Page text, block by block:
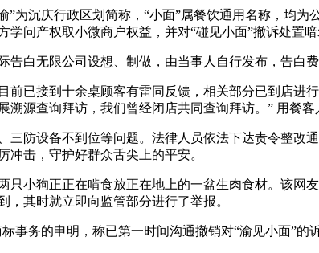
沉庆行政区划简称，“小面”属餐饮通用名称，均为
问产权取小微商户权益，并对“碰见小面”撤诉处置暗
无限公司设想、制做，由当事人自行发布，告白费
已接到十余桌顾客有雷同反馈，相关部分已到店进
溯源查询拜访，我们曾经闭店共同查询拜访。” 用餐
防设备不到位等问题。法律人员依法下达责令整改
冲击，守护好群众舌尖上的平安。
小狗正正在啃食放正在地上的一盆生肉食材。该网
，其时就立即向监管部分进行了举报。
务的申明，称已第一时间沟通撤销对“渝见小面”的